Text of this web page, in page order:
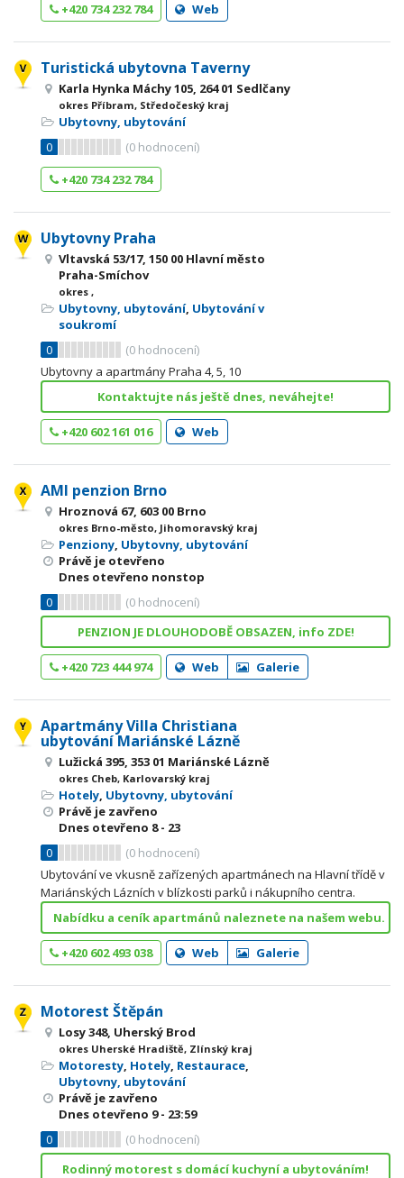
+420 734 232 784
Web
Turistická ubytovna Taverny
Karla Hynka Máchy 105, 264 01 Sedlčany
okres Příbram, Středočeský kraj
Ubytovny, ubytování
0
(0 hodnocení)
+420 734 232 784
Ubytovny Praha
Vltavská 53/17, 150 00 Hlavní město
Praha-Smíchov
okres ,
Ubytovny, ubytování, Ubytování v
soukromí
0
(0 hodnocení)
Ubytovny a apartmány Praha 4, 5, 10
Kontaktujte nás ještě dnes, neváhejte!
+420 602 161 016 Web
AMI penzion Brno
Hroznová 67, 603 00 Brno
okres Brno-město, Jihomoravský kraj
Penziony, Ubytovny, ubytování
Právě je otevřeno
Dnes otevřeno nonstop
0
(0 hodnocení)
PENZION JE DLOUHODOBĚ OBSAZEN, info ZDE!
+420 723 444 974 Web Galerie
Apartmány Villa Christiana
ubytování Mariánské Lázně
Lužická 395, 353 01 Mariánské Lázně
okres Cheb, Karlovarský kraj
Hotely, Ubytovny, ubytování
Právě je zavřeno
Dnes otevřeno 8 - 23
0
(0 hodnocení)
Ubytování ve vkusně zařízených apartmánech na Hlavní třídě v
Mariánských Lázních v blízkosti parků i nákupního centra.
Nabídku a ceník apartmánů naleznete na našem webu.
+420 602 493 038 Web Galerie
Motorest Štěpán
Losy 348, Uherský Brod
okres Uherské Hradiště, Zlínský kraj
Motoresty, Hotely, Restaurace,
Ubytovny, ubytování
Právě je zavřeno
Dnes otevřeno 9 - 23:59
0
(0 hodnocení)
Rodinný motorest s domácí kuchyní a ubytováním!